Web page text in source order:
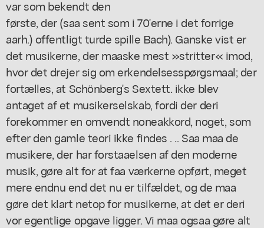
var som bekendt den
første, der (saa sent som i 70'erne i det forrige
aarh.) offentligt turde spille Bach). Ganske vist er
det musikerne, der maaske mest »stritter« imod,
hvor det drejer sig om erkendelsesspørgsmaal; der
fortælles, at Schönberg's Sextett. ikke blev
antaget af et musikerselskab, fordi der deri
forekommer en omvendt noneakkord, noget, som
efter den gamle teori ikke findes . .. Saa maa de
musikere, der har forstaaelsen af den moderne
musik, gøre alt for at faa værkerne opført, meget
mere endnu end det nu er tilfældet, og de maa
gøre det klart netop for musikerne, at det er deri
vor egentlige opgave ligger. Vi maa ogsaa gøre alt